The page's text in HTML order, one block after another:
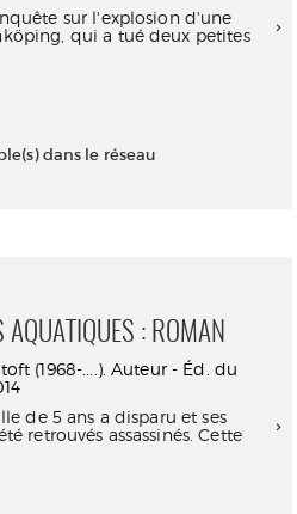
sur l'explosion d'une
qui a tué deux petites
dans le réseau
AQUATIQUES : ROMAN
(1968-....). Auteur - Éd. du
de 5 ans a disparu et ses
retrouvés assassinés. Cette